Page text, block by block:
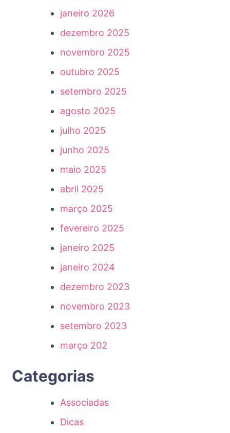
janeiro 2026
dezembro 2025
novembro 2025
outubro 2025
setembro 2025
agosto 2025
julho 2025
junho 2025
maio 2025
abril 2025
março 2025
fevereiro 2025
janeiro 2025
janeiro 2024
dezembro 2023
novembro 2023
setembro 2023
março 202
Categorias
Associadas
Dicas